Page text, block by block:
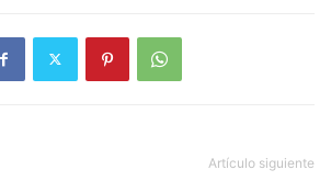
Artículo siguiente